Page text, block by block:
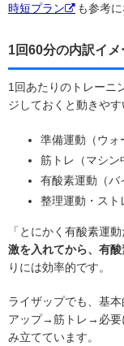
時短プラン
も参考に
1回60分の内訳イメ
1回あたりのトレーニ
ジしておくと動きやす
準備運動（ウォ
筋トレ（マシ
有酸素運動（バ
整理運動・スト
「とにかく有酸素運
激を入れてから、有
りには効率的です。
ライザップでも、基本
アップ→筋トレ→必要
み立てています。